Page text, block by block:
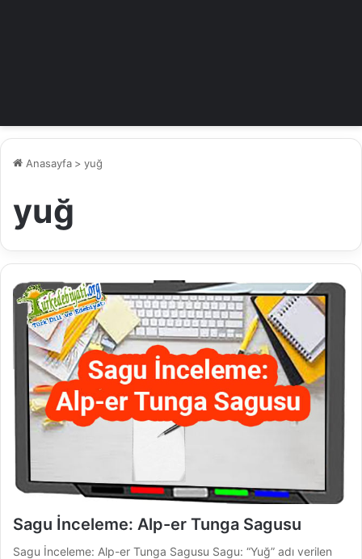
Anasayfa > yuğ
yuğ
Sagu İnceleme: Alp-er Tunga Sagusu
Sagu İnceleme: Alp-er Tunga Sagusu Sagu: “Yuğ” adı verilen